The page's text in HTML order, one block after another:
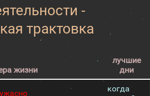
-
трактовка
жизни
лучшие
дни
когда